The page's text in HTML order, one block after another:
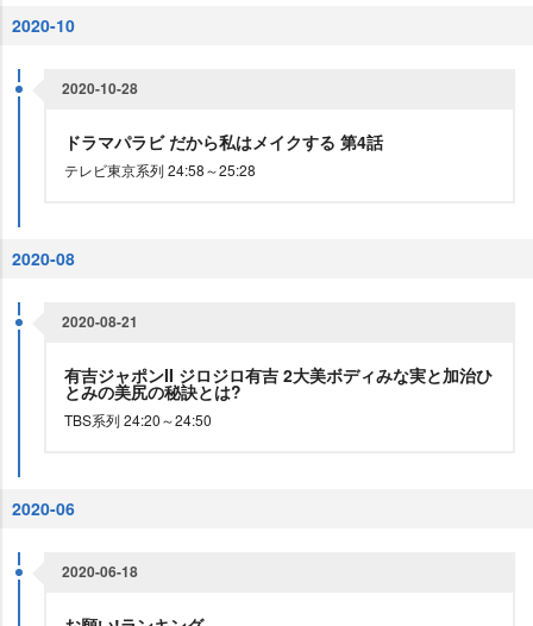
2020-10
2020-10-28
ドラマパラビ だから私はメイクする 第4話
テレビ東京系列 24:58～25:28
2020-08
2020-08-21
有吉ジャポンII ジロジロ有吉 2大美ボディみな実と加治ひ
とみの美尻の秘訣とは?
TBS系列 24:20～24:50
2020-06
2020-06-18